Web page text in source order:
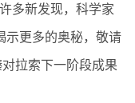
多新发现，科学家
示更多的奥秘，敬请
拉索下一阶段成果